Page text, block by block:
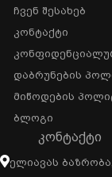
Ჩვენ Შესახებ
Კონტაქტი
Დაბრუნების
Მიწოდების
Ბლოგი
ᲙᲝᲜᲢᲐᲥᲢᲘ
Ელიავას